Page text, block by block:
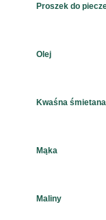
Proszek do
Olej
Kwaśna śmietana
Mąka
Maliny